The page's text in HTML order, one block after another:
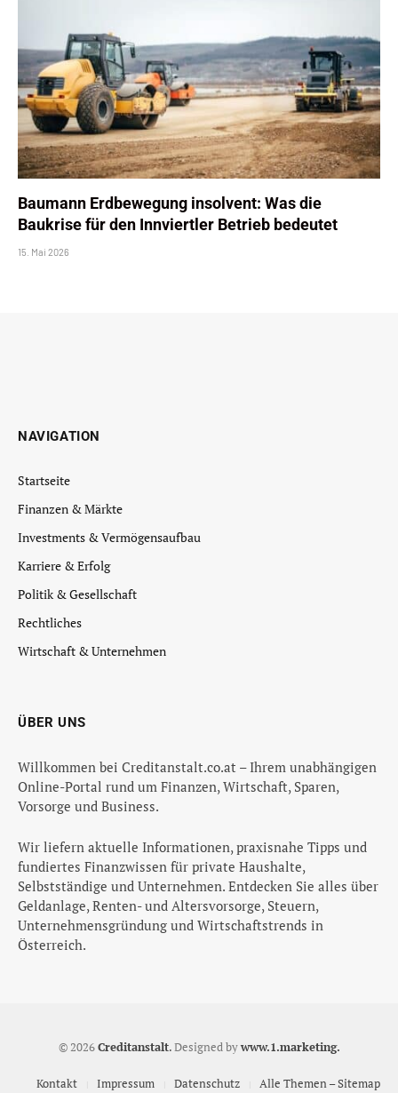
Baumann Erdbewegung insolvent: Was die
Baukrise für den Innviertler Betrieb bedeutet
15. Mai 2026
NAVIGATION
Startseite
Finanzen & Märkte
Investments & Vermögensaufbau
Karriere & Erfolg
Politik & Gesellschaft
Rechtliches
Wirtschaft & Unternehmen
ÜBER UNS
Willkommen bei Creditanstalt.co.at – Ihrem unabhängigen
Online-Portal rund um Finanzen, Wirtschaft, Sparen,
Vorsorge und Business.
Wir liefern aktuelle Informationen, praxisnahe Tipps und
fundiertes Finanzwissen für private Haushalte,
Selbstständige und Unternehmen. Entdecken Sie alles über
Geldanlage, Renten- und Altersvorsorge, Steuern,
Unternehmensgründung und Wirtschaftstrends in
Österreich.
© 2026Creditanstalt.Designed bywww.1.marketing.
Kontakt Impressum Datenschutz Alle Themen – Sitemap